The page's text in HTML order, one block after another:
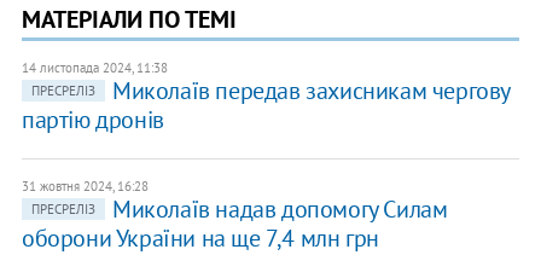
МАТЕРІАЛИ ПО ТЕМІ
14 листопада 2024, 11:38
ПРЕСРЕЛІЗ
Миколаїв передав захисникам чергову
партію дронів
31 жовтня 2024, 16:28
ПРЕСРЕЛІЗ
Миколаїв надав допомогу Силам
оборони України на ще 7,4 млн грн